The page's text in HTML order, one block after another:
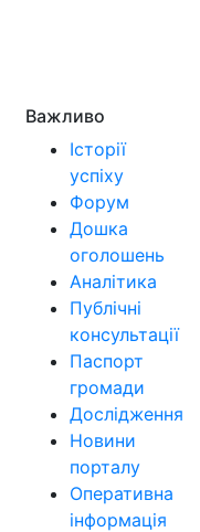
Важливо
Історії
успіху
Форум
Дошка
оголошень
Аналітика
Публічні
консультації
Паспорт
громади
Дослідження
Новини
порталу
Оперативна
інформація